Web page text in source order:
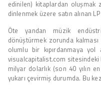
edinilen) kitaplardan
dinlenmek üzere satın alınan
Öte yandan müzik
dönüştürmek zorunda
olumlu bir kıpırdanmaya yol
visualcapitalist.com
milyar dolarlık (son 40 yılın
yukarı çevirmiş durumda. Bu